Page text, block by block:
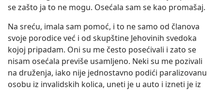
se zašto ja to ne mogu. Osećala sam se kao promašaj.
Na sreću, imala sam pomoć, i to ne samo od članova
svoje porodice već i od skupštine Jehovinih svedoka
kojoj pripadam. Oni su me često posećivali i zato se
nisam osećala previše usamljeno. Neki su me pozivali
na druženja, iako nije jednostavno podići paralizovanu
osobu iz invalidskih kolica, uneti je u auto i izneti je iz